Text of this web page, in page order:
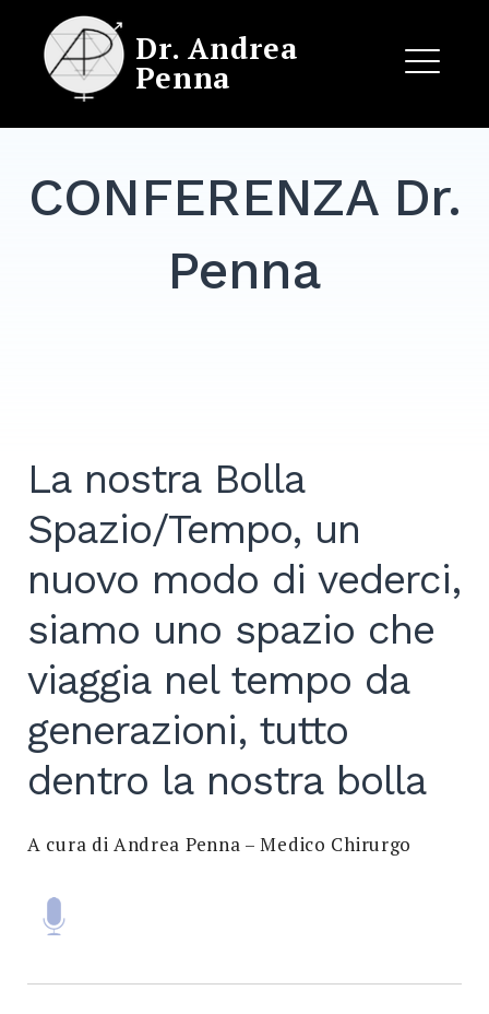
content
Dr. Andrea
Penna
EXPAND
Search
for:
SEARCH
CONFERENZA Dr.
Penna
La nostra Bolla
Spazio/Tempo, un
nuovo modo di vederci,
siamo uno spazio che
viaggia nel tempo da
generazioni, tutto
dentro la nostra bolla
A cura di Andrea Penna – Medico Chirurgo